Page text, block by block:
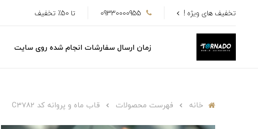
تخفیف های ویژه ! 09330000955 تا 50٪ تخفیف
زمان ارسال سفارشات انجام شده روی سایت
خانه فهرست محصولات قاب ماه و پروانه کد C3782